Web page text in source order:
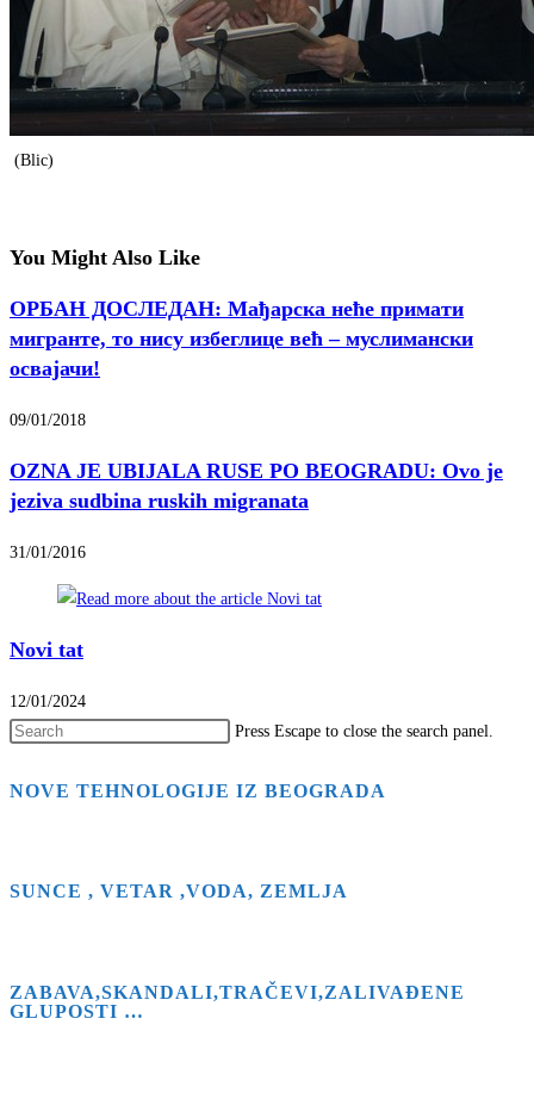
(Blic)
You Might Also Like
ОРБАН ДОСЛЕДАН: Мађарска неће примати
мигранте, то нису избеглице већ – муслимански
освајачи!
09/01/2018
OZNA JE UBIJALA RUSE PO BEOGRADU: Ovo je
jeziva sudbina ruskih migranata
31/01/2016
Novi tat
12/01/2024
Press Escape to close the search panel.
NOVE TEHNOLOGIJE IZ BEOGRADA
SUNCE , VETAR ,VODA, ZEMLJA
ZABAVA,SKANDALI,TRAČEVI,ZALIVAĐENE
GLUPOSTI …